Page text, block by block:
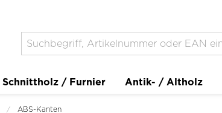
Schnittholz / Furnier Antik- / Altholz
ABS-Kanten